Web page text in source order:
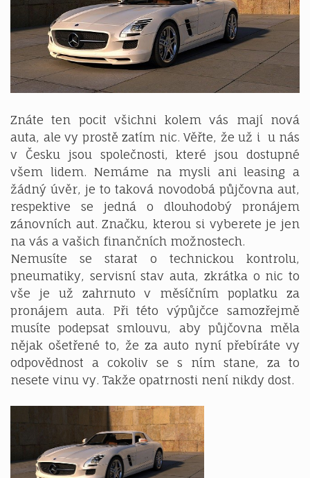
Znáte ten pocit všichni kolem vás mají nová
auta, ale vy prostě zatím nic. Věřte, že už i u nás
v Česku jsou společnosti, které jsou dostupné
všem lidem. Nemáme na mysli ani leasing a
žádný úvěr, je to taková novodobá půjčovna aut,
respektive se jedná o dlouhodobý pronájem
zánovních aut. Značku, kterou si vyberete je jen
na vás a vašich finančních možnostech.
Nemusíte se starat o technickou kontrolu,
pneumatiky, servisní stav auta, zkrátka o nic to
vše je už zahrnuto v měsíčním poplatku za
pronájem auta. Při této výpůjčce samozřejmě
musíte podepsat smlouvu, aby půjčovna měla
nějak ošetřené to, že za auto nyní přebíráte vy
odpovědnost a cokoliv se s ním stane, za to
nesete vinu vy. Takže opatrnosti není nikdy dost.